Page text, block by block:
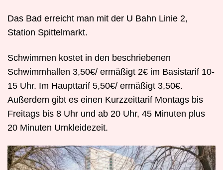
Das Bad erreicht man mit der U Bahn Linie 2,
Station Spittelmarkt.
Schwimmen kostet in den beschriebenen
Schwimmhallen 3,50€/ ermäßigt 2€ im Basistarif 10-
15 Uhr. Im Haupttarif 5,50€/ ermäßigt 3,50€.
Außerdem gibt es einen Kurzzeittarif Montags bis
Freitags bis 8 Uhr und ab 20 Uhr, 45 Minuten plus
20 Minuten Umkleidezeit.